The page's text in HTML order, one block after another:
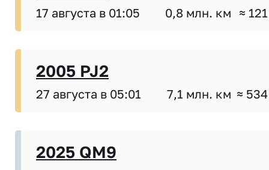
17 августа в 01:05 0,8 млн. км ≈
2005 PJ2
27 августа в 05:01 7,1 млн. км ≈
2025 QM9